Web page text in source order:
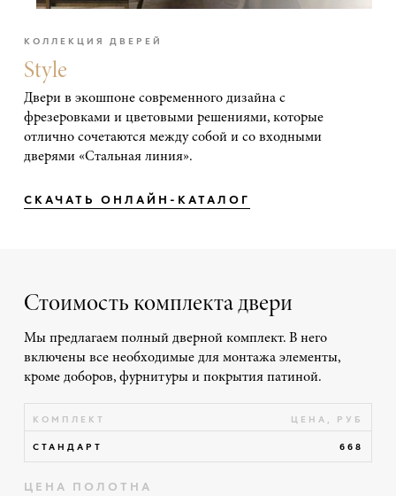
КОЛЛЕКЦИЯ ДВЕРЕЙ
Style
Двери в экошпоне современного дизайна с
фрезеровками и цветовыми решениями, которые
отлично сочетаются между собой и со входными
дверями «Стальная линия».
СКАЧАТЬ ОНЛАЙН-КАТАЛОГ
Стоимость комплекта двери
Мы предлагаем полный дверной комплект. В него
включены все необходимые для монтажа элементы,
кроме доборов, фурнитуры и покрытия патиной.
КОМПЛЕКТ ЦЕНА, РУБ
СТАНДАРТ 668
ЦЕНА ПОЛОТНА